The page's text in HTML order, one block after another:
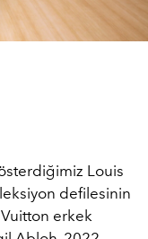
Louis
defilesinin
Vuitton erkek